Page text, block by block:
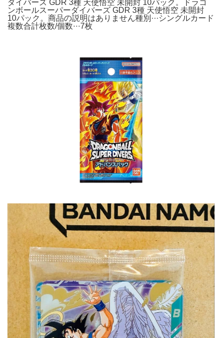
ダイバーズ GDR 3種 天使悟空 未開封 10パック。ドラゴ
ンボールスーパーダイバーズ GDR 3種 天使悟空 未開封
10パック。商品の説明はありません種別···シングルカード
複数合計枚数/個数···7枚